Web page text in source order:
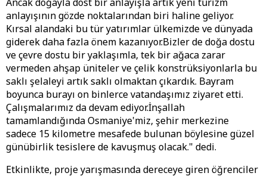
anlayışının gözde noktalarından biri haline geliyor.
Kırsal alandaki bu tür yatırımlar ülkemizde ve dünyada
giderek daha fazla önem kazanıyor.Bizler de doğa dostu
ve çevre dostu bir yaklaşımla, tek bir ağaca zarar
vermeden ahşap üniteler ve çelik konstrüksiyonlarla bu
saklı şelaleyi artık saklı olmaktan çıkardık. Bayram
boyunca burayı on binlerce vatandaşımız ziyaret etti.
Çalışmalarımız da devam ediyor.İnşallah
tamamlandığında Osmaniye'miz, şehir merkezine
sadece 15 kilometre mesafede bulunan böylesine güzel
günübirlik tesislere de kavuşmuş olacak." dedi.
Etkinlikte, proje yarışmasında dereceye giren öğrenciler